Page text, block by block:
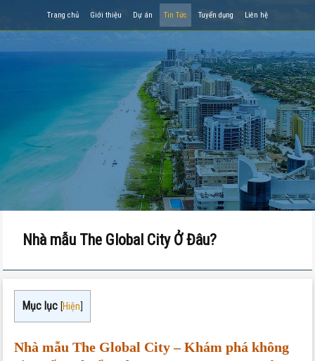
Trang chủ Giới thiệu Dự án Tin Tức Tuyển dụng Liên hệ
Nhà mẫu The Global City Ở Đâu?
Mục lục [Hiện]
Nhà mẫu The Global City – Khám phá không